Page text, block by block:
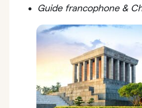
Guide francophone &